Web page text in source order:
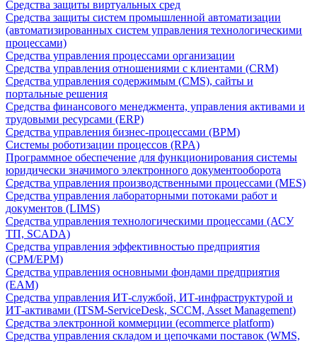
Средства защиты виртуальных сред
Средства защиты систем промышленной автоматизации
(автоматизированных систем управления технологическими
процессами)
Средства управления процессами организации
Средства управления отношениями с клиентами (CRM)
Средства управления содержимым (CMS), сайты и
портальные решения
Средства финансового менеджмента, управления активами и
трудовыми ресурсами (ERP)
Средства управления бизнес-процессами (BPM)
Системы роботизации процессов (RPA)
Программное обеспечение для функционирования системы
юридически значимого электронного документооборота
Средства управления производственными процессами (MES)
Средства управления лабораторными потоками работ и
документов (LIMS)
Средства управления технологическими процессами (АСУ
ТП, SCADA)
Средства управления эффективностью предприятия
(CPM/EPM)
Средства управления основными фондами предприятия
(EAM)
Средства управления ИТ-службой, ИТ-инфраструктурой и
ИТ-активами (ITSM-ServiceDesk, SCCM, Asset Management)
Средства электронной коммерции (ecommerce platform)
Средства управления складом и цепочками поставок (WMS,